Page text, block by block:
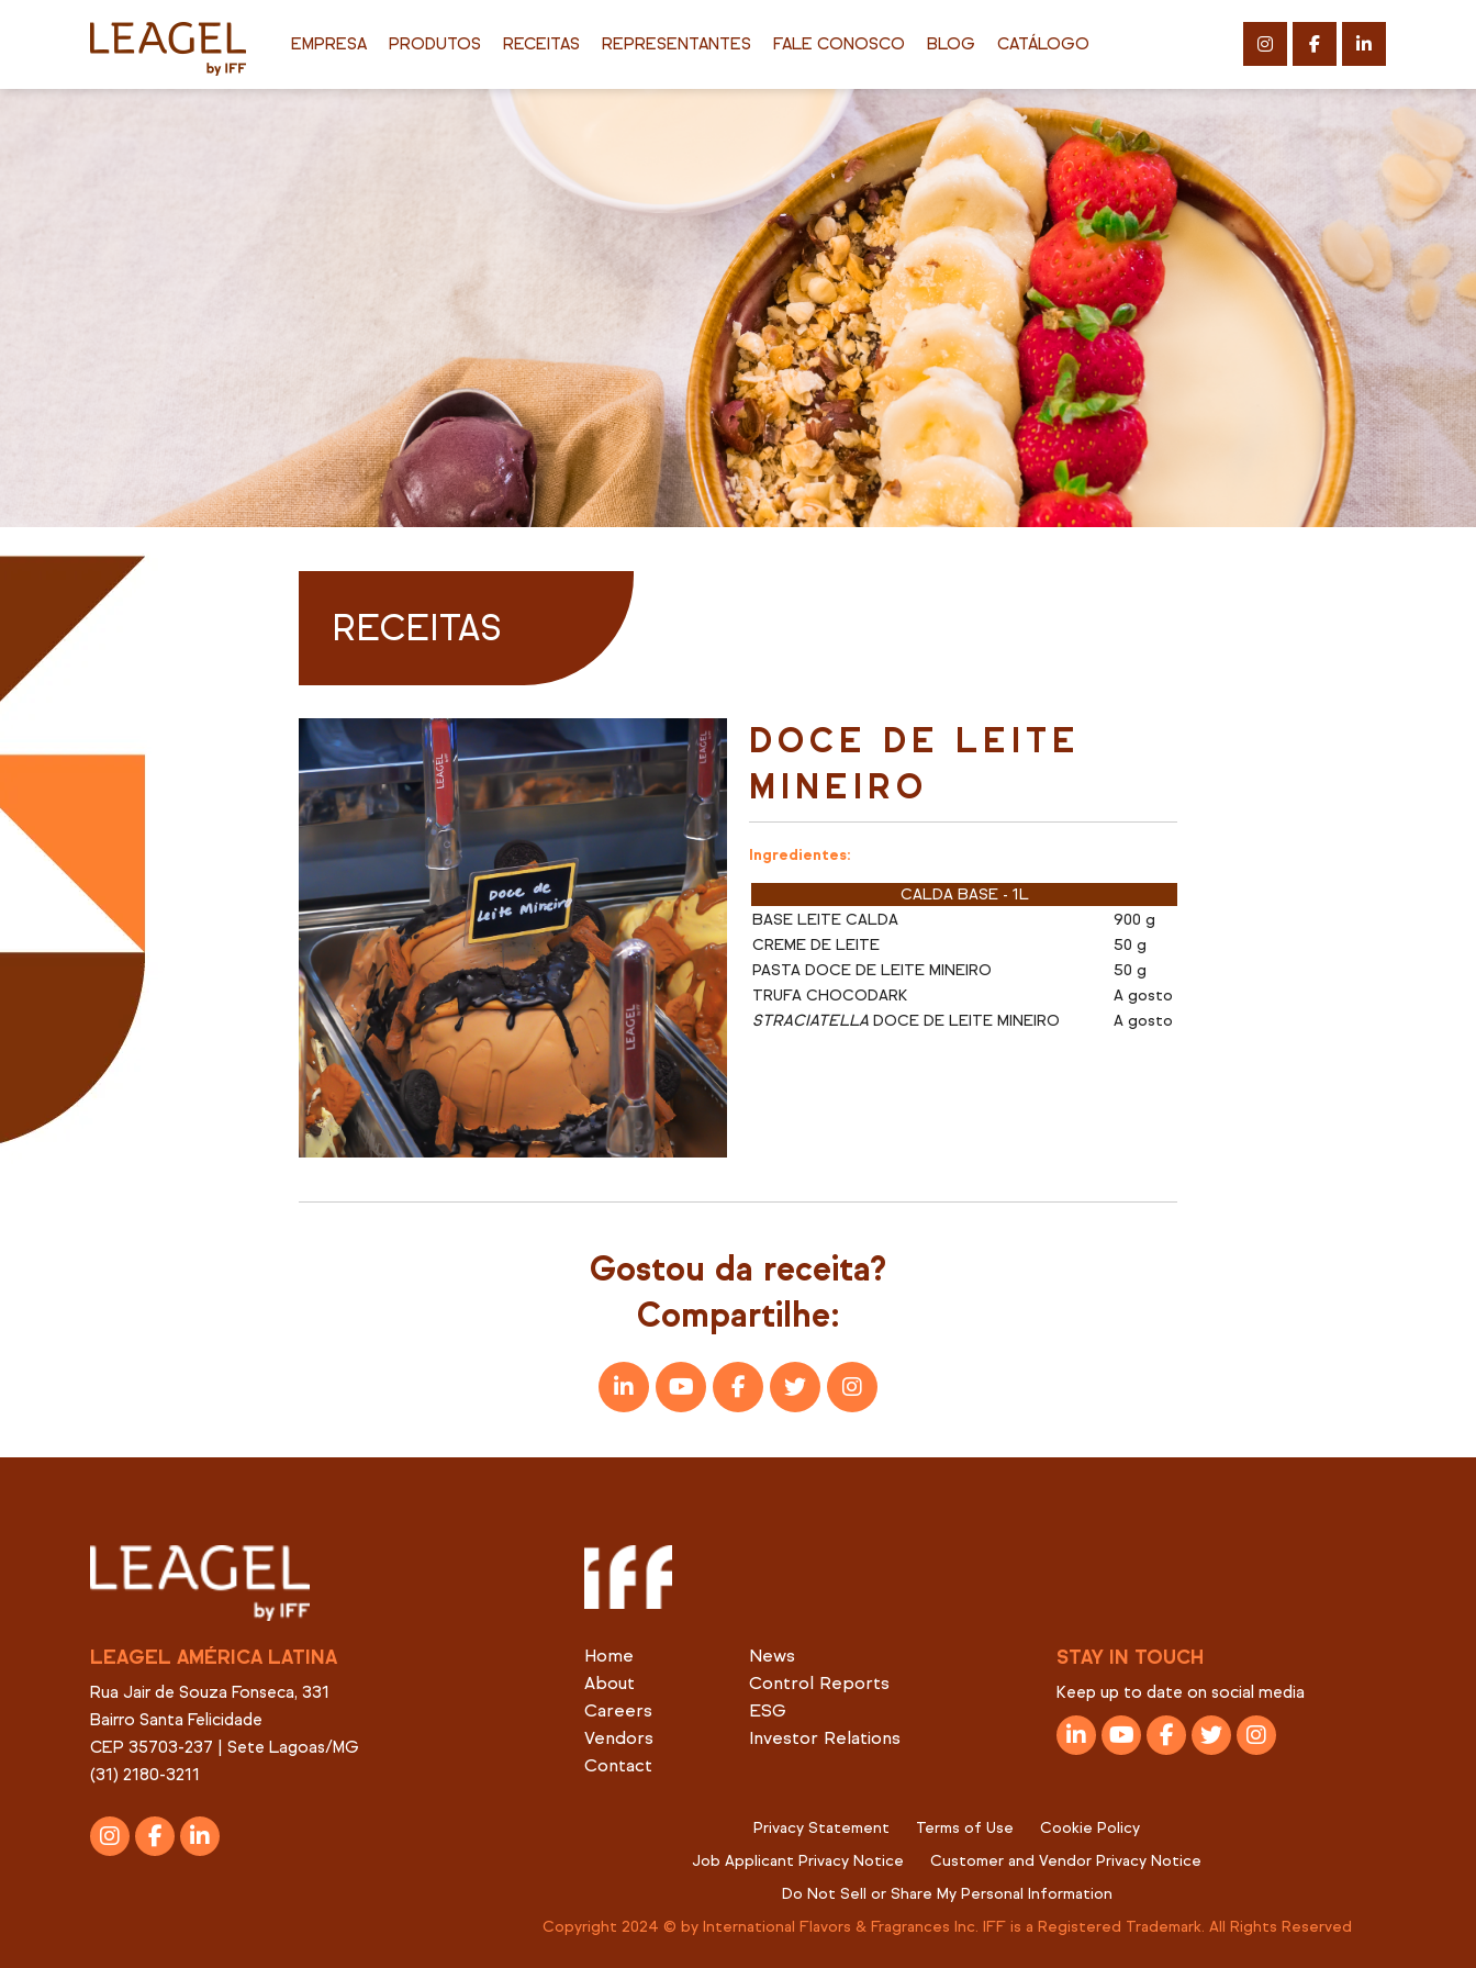
EMPRESA PRODUTOS RECEITAS REPRESENTANTES FALE CONOSCO BLOG CATÁLOGO
RECEITAS
DOCE DE LEITE
MINEIRO
Ingredientes:
CALDA BASE - 1L
BASE LEITE CALDA
900 g
CREME DE LEITE
50 g
PASTA DOCE DE LEITE MINEIRO
50 g
TRUFA CHOCODARK
A gosto
STRACIATELLA DOCE DE LEITE MINEIRO A gosto
Gostou da receita?
Compartilhe:
LEAGEL AMÉRICA LATINA
Rua Jair de Souza Fonseca, 331
Bairro Santa Felicidade
CEP 35703-237 | Sete Lagoas/MG
(31) 2180-3211
Home
About
Careers
Vendors
Contact
News
Control Reports
ESG
Investor Relations
STAY IN TOUCH
Keep up to date on social media
Privacy Statement Terms of Use
Cookie Policy
Job Applicant Privacy Notice
Customer and Vendor Privacy Notice
Do Not Sell or Share My Personal Information
Copyright 2024 © by International Flavors & Fragrances Inc. IFF is a Registered Trademark. All Rights Reserved